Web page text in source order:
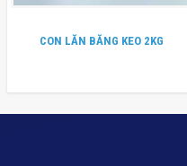
CON LĂN BĂNG KEO 2KG